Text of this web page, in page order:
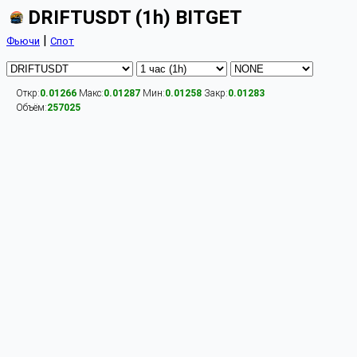
DRIFTUSDT (1h) BITGET
Фьючи | Спот
Откр:0.01266 Макс:0.01287 Мин:0.01258 Закр:0.01283
Объём:257025